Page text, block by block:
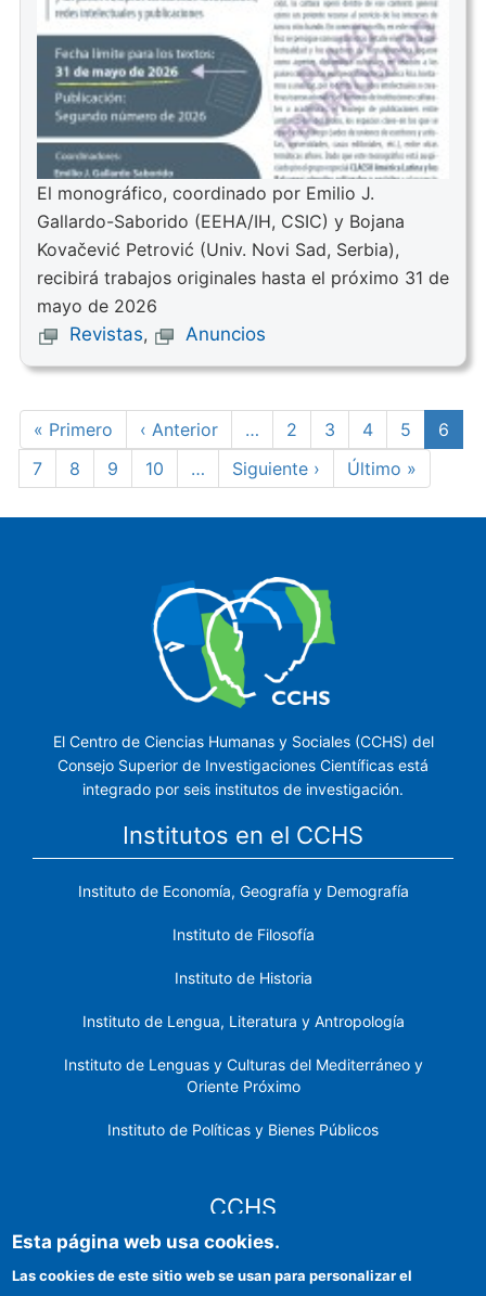
El monográfico, coordinado por Emilio J.
Gallardo-Saborido (EEHA/IH, CSIC) y Bojana
Kovačević Petrović (Univ. Novi Sad, Serbia),
recibirá trabajos originales hasta el próximo 31 de
mayo de 2026
Revistas, Anuncios
Paginación
Primera
página
« Primero
Página
anterior
‹ Anterior … Page
2 Page
3 Page
4 Page
5
6
Page
7 Page
8 Page
9 Page
10 …
Siguiente
página
Siguiente ›
Última
página
Último »
El Centro de Ciencias Humanas y Sociales (CCHS) del
Consejo Superior de Investigaciones Científicas está
integrado por seis institutos de investigación.
Institutos en el CCHS
Instituto de Economía, Geografía y Demografía
Instituto de Filosofía
Instituto de Historia
Instituto de Lengua, Literatura y Antropología
Instituto de Lenguas y Culturas del Mediterráneo y
Oriente Próximo
Instituto de Políticas y Bienes Públicos
CCHS
Esta página web usa cookies.
Las cookies de este sitio web se usan para personalizar el